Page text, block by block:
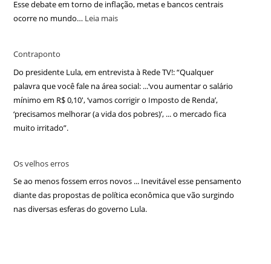
Esse debate em torno de inflação, metas e bancos centrais
ocorre no mundo… Leia mais
Contraponto
Do presidente Lula, em entrevista à Rede TV!: “Qualquer
palavra que você fale na área social: ...‘vou aumentar o salário
mínimo em R$ 0,10′, ‘vamos corrigir o Imposto de Renda’,
‘precisamos melhorar (a vida dos pobres)’, ... o mercado fica
muito irritado”.
Os velhos erros
Se ao menos fossem erros novos ... Inevitável esse pensamento
diante das propostas de política econômica que vão surgindo
nas diversas esferas do governo Lula.